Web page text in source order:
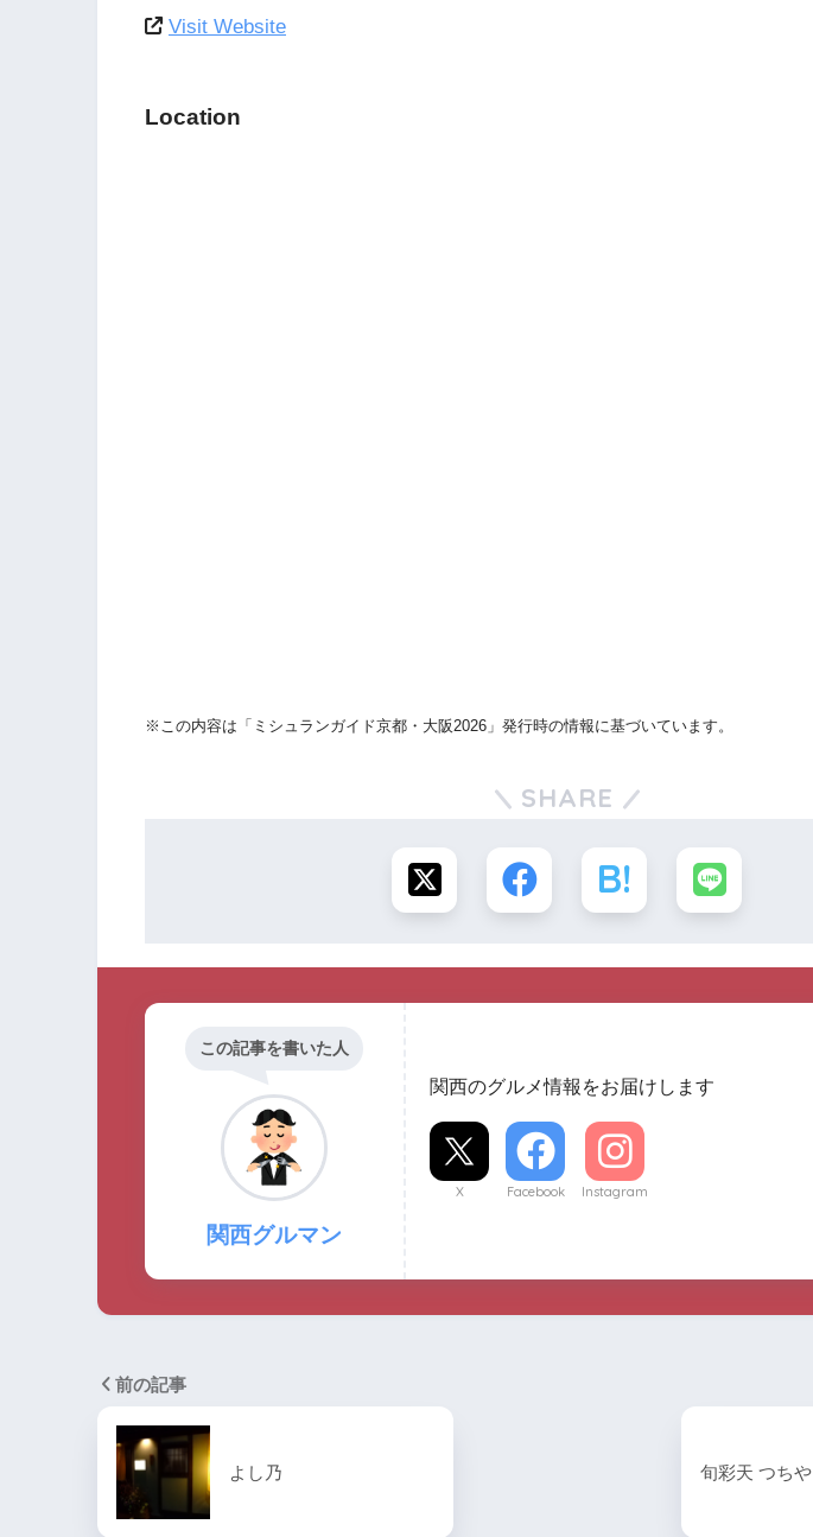
Visit Website
Location
※この内容は「ミシュランガイド京都・大阪2026」発行時の情報に基づいています。
SHARE
この記事を書いた人
関西グルマン
関西のグルメ情報をお届けします
X Facebook Instagram
前の記事
よし乃 旬彩天 つちや